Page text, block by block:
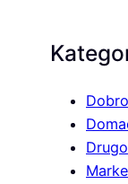
Drugo